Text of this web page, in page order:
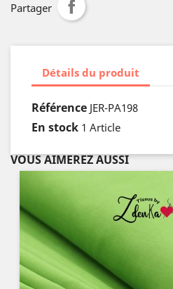
Partager
Détails du produit
Référence JER-PA198
En stock 1 Article
VOUS AIMEREZ AUSSI